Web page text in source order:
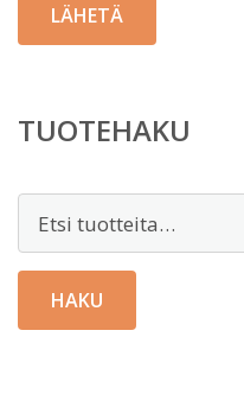
TUOTEHAKU
HAKU